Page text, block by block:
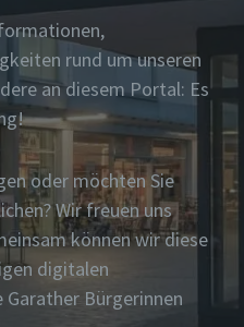
rund um unseren
an diesem Portal: Es
oder möchten Sie
Wir freuen uns
können wir diese
digitalen
Bürgerinnen